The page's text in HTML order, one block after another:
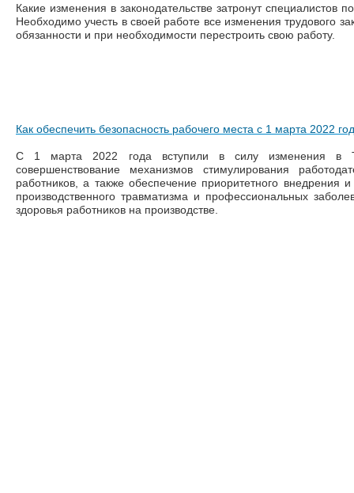
Какие изменения в законодательстве затронут специалистов
Необходимо учесть в своей работе все изменения трудового
обязанности и при необходимости перестроить свою работу.
Как обеспечить безопасность рабочего места с 1 марта 2022
С 1 марта 2022 года вступили в силу изменения в
совершенствование механизмов стимулирования
работников, а также обеспечение приоритетного внедрения
производственного травматизма и профессиональных
здоровья работников на производстве.